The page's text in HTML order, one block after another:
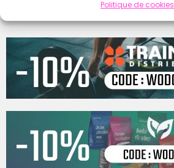
Politique de cookies